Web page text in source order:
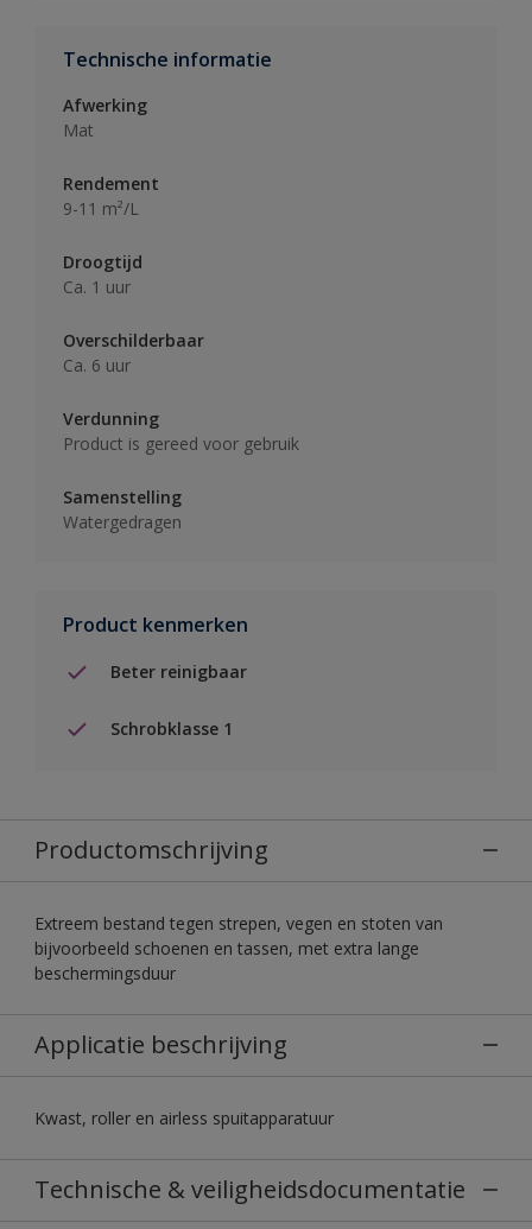
Technische informatie
Afwerking
Mat
Rendement
9-11 m²/L
Droogtijd
Ca. 1 uur
Overschilderbaar
Ca. 6 uur
Verdunning
Product is gereed voor gebruik
Samenstelling
Watergedragen
Product kenmerken
Beter reinigbaar
Schrobklasse 1
Productomschrijving
Extreem bestand tegen strepen, vegen en stoten van
bijvoorbeeld schoenen en tassen, met extra lange
beschermingsduur
Applicatie beschrijving
Kwast, roller en airless spuitapparatuur
Technische & veiligheidsdocumentatie